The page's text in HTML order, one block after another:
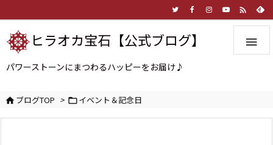


ヒラオカ宝石【公式ブログ】
パワーストーンにまつわるハッピーをお届け♪
ブログTOP > イベント＆記念日